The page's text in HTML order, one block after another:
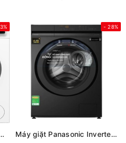
11 kg WGB266A90
- 28%
Máy giặt Panasonic Inverter 12 kg NA-24VDG1BVT (Mới 2026)